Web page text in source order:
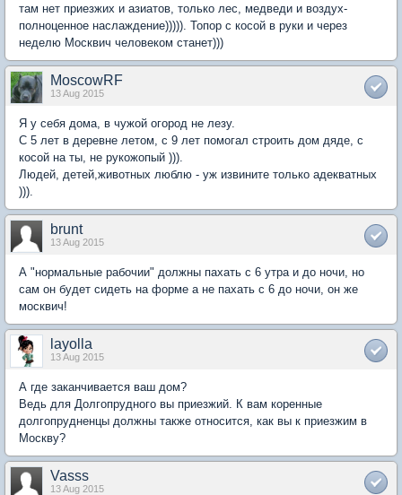
там нет приезжих и азиатов, только лес, медведи и воздух-
полноценное наслаждение))))). Топор с косой в руки и через
неделю Москвич человеком станет)))
MoscowRF
13 Aug 2015
Я у себя дома, в чужой огород не лезу.
С 5 лет в деревне летом, с 9 лет помогал строить дом дяде, с
косой на ты, не рукожопый ))).
Людей, детей,животных люблю - уж извините только адекватных
))).
brunt
13 Aug 2015
А "нормальные рабочии" должны пахать с 6 утра и до ночи, но
сам он будет сидеть на форме а не пахать с 6 до ночи, он же
москвич!
layolla
13 Aug 2015
А где заканчивается ваш дом?
Ведь для Долгопрудного вы приезжий. К вам коренные
долгопрудненцы должны также относится, как вы к приезжим в
Москву?
Vasss
13 Aug 2015